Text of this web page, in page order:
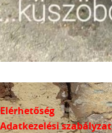
Elérhetőség
Adatkezelési szabályzat